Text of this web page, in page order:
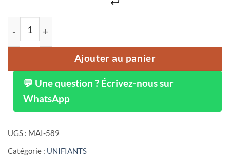
Ajouter au panier
💬 Une question ? Écrivez-nous sur
WhatsApp
UGS : MAI-589
Catégorie : UNIFIANTS